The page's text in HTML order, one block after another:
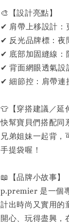
🎨【設計亮點】
✔ 肩帶上移設計：
✔ 反光品牌標：夜
✔ 底部加固縫線：
✔ 背面網眼透氣設
✔ 細節控：肩帶連
👕【穿搭建議／延
快幫寶貝們搭配同
兄弟姐妹一起背
手提袋喔！
📖【品牌小故事】
p.premier 是一個
計出時尚又實用的
開心、玩得盡興，